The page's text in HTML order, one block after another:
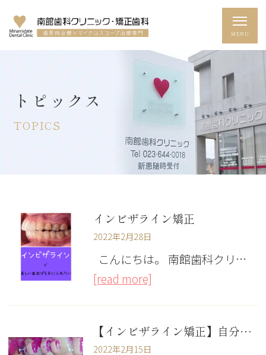
トピックス
TOPICS
インビザライン矯正
2022年2月28日
こんにちは。 南館歯科クリ…
[read more]
【インビザライン矯正】自分史上最高の綺麗を！
2022年2月15日